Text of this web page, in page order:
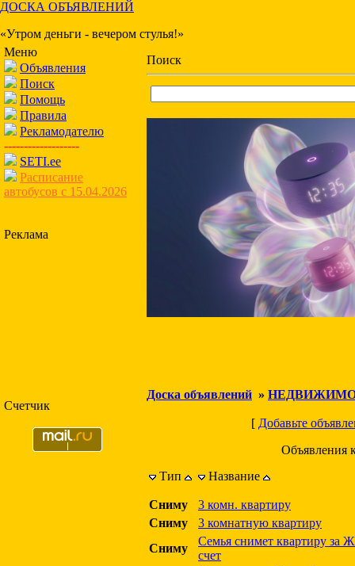
ДОСКА ОБЪЯВЛЕНИЙ
«Утром деньги - вечером стулья!»
Меню
Объявления
Поиск
Помощь
Правила
Рекламодателю
-------------------
SETI.ee
Расписание
автобусов с 15.04.2026
Реклама
Счетчик
Поиск
Доска объявлений »
[ Добавьте
Объявления
Тип
Название
Сниму
3 комн. квартиру
Сниму
3 комнатную квартиру
Сниму
Семья снимет квартиру за
счет